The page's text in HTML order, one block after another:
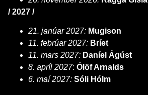
/ 2027 /
21. janúar 2027: Mugison
11. febrúar 2027: Bríet
11. mars 2027: Daníel Ágúst
8. apríl 2027: Ólöf Arnalds
6. maí 2027: Sóli Hólm